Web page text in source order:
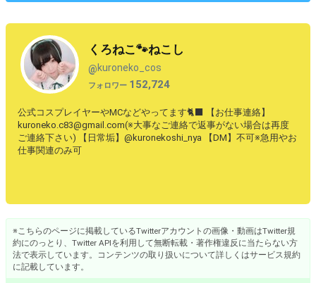
くろねこ🐾ねこし
@kuroneko_cos
フォロワー 152,724
公式コスプレイヤーやMCなどやってます🐈‍⬛ 【お仕事連絡】
kuroneko.c83@gmail.com(※大事なご連絡で返事がない場合は再度
ご連絡下さい) 【日常垢】@kuronekoshi_nya 【DM】不可※急用やお
仕事関連のみ可
※こちらのページに掲載しているTwitterアカウントの画像・動画はTwitter規
約にのっとり、Twitter APIを利用して無断転載・著作権違反に当たらない方
法で表示しています。コンテンツの取り扱いについて詳しくはサービス規約
に記載しています。